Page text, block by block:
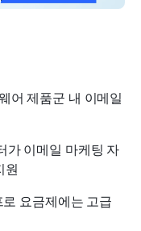
어 제품군 내 이메일
가 이메일 마케팅 자
원
요금제에는 고급